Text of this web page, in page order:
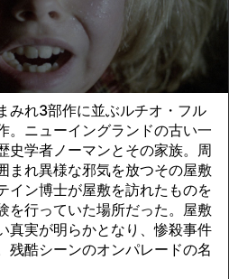
みれ3部作に並ぶルチオ・フル
。ニューイングランドの古い一
史学者ノーマンとその家族。周
まれ異様な邪気を放つその屋敷
イン博士が屋敷を訪れたものを
を行っていた場所だった。屋敷
真実が明らかとなり、惨殺事件
残酷シーンのオンパレードの名